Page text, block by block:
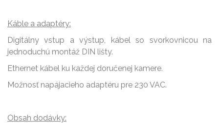
Káble a adaptéry:
Digitálny vstup a výstup, kábel so svorkovnicou na
jednoduchú montáž DIN lišty.
Ethernet kábel ku každej doručenej kamere.
Možnosť napájacieho adaptéru pre 230 VAC.
Obsah dodávky: